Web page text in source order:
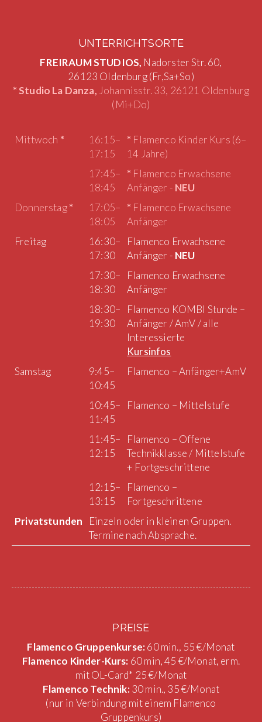
UNTERRICHTSORTE
FREIRAUM STUDIOS, Nadorster Str. 60,
26123 Oldenburg (Fr,Sa+So)
* Studio La Danza, Johannisstr. 33, 26121 Oldenburg
(Mi+Do)
Mittwoch *
16:15–
17:15
* Flamenco Kinder Kurs (6–
14 Jahre)
17:45–
18:45
* Flamenco Erwachsene
Anfänger - NEU
Donnerstag*
17:05–
18:05
* Flamenco Erwachsene
Anfänger
Freitag
16:30–
17:30
Flamenco Erwachsene
Anfänger - NEU
17:30–
18:30
Flamenco Erwachsene
Anfänger
18:30–
19:30
Flamenco KOMBI Stunde –
Anfänger / AmV / alle
Interessierte
Kursinfos
Samstag
9:45–
10:45
Flamenco – Anfänger+AmV
10:45–
11:45
Flamenco – Mittelstufe
11:45–
12:15
Flamenco – Offene
Technikklasse / Mittelstufe
+ Fortgeschrittene
12:15–
13:15
Flamenco –
Fortgeschrittene
Privatstunden
Einzeln oder in kleinen Gruppen.
Termine nach Absprache.
PREISE
Flamenco Gruppenkurse:60 min., 55 €/Monat
Flamenco Kinder-Kurs: 60 min, 45 €/Monat, erm.
mit OL-Card* 25 €/Monat
Flamenco Technik:30 min., 35 €/Monat
(nur in Verbindung mit einem Flamenco
Gruppenkurs)